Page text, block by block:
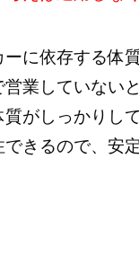
に依存する体
業していない
がしっかりし
きるので、安